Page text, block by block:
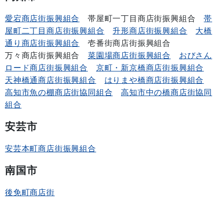
愛宕商店街振興組合 帯屋町一丁目商店街振興組合帯
屋町二丁目商店街振興組合
升形商店街振興組合
大橋
通り商店街振興組合
壱番街商店街振興組合
万々商店街振興組合菜園場商店街振興組合
おびさん
ロード商店街振興組合
京町・新京橋商店街振興組合
天神橋通商店街振興組合
はりまや橋商店街振興組合
高知市魚の棚商店街協同組合
高知市中の橋商店街協同
組合
安芸市
安芸本町商店街振興組合
南国市
後免町商店街